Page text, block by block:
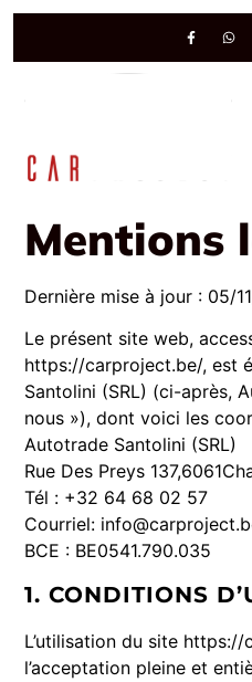
Mentions
Dernière mise à jour : 05/
Le présent site web,
https://carproject.be/, est
Santolini (SRL) (ci-après,
nous »), dont voici les
Autotrade Santolini (SRL)
Rue Des Preys
Tél : +32 64 68 02 57
Courriel:
BCE : BE0541.790.035
1. CONDITIONS
L’utilisation du site
l’acceptation pleine et